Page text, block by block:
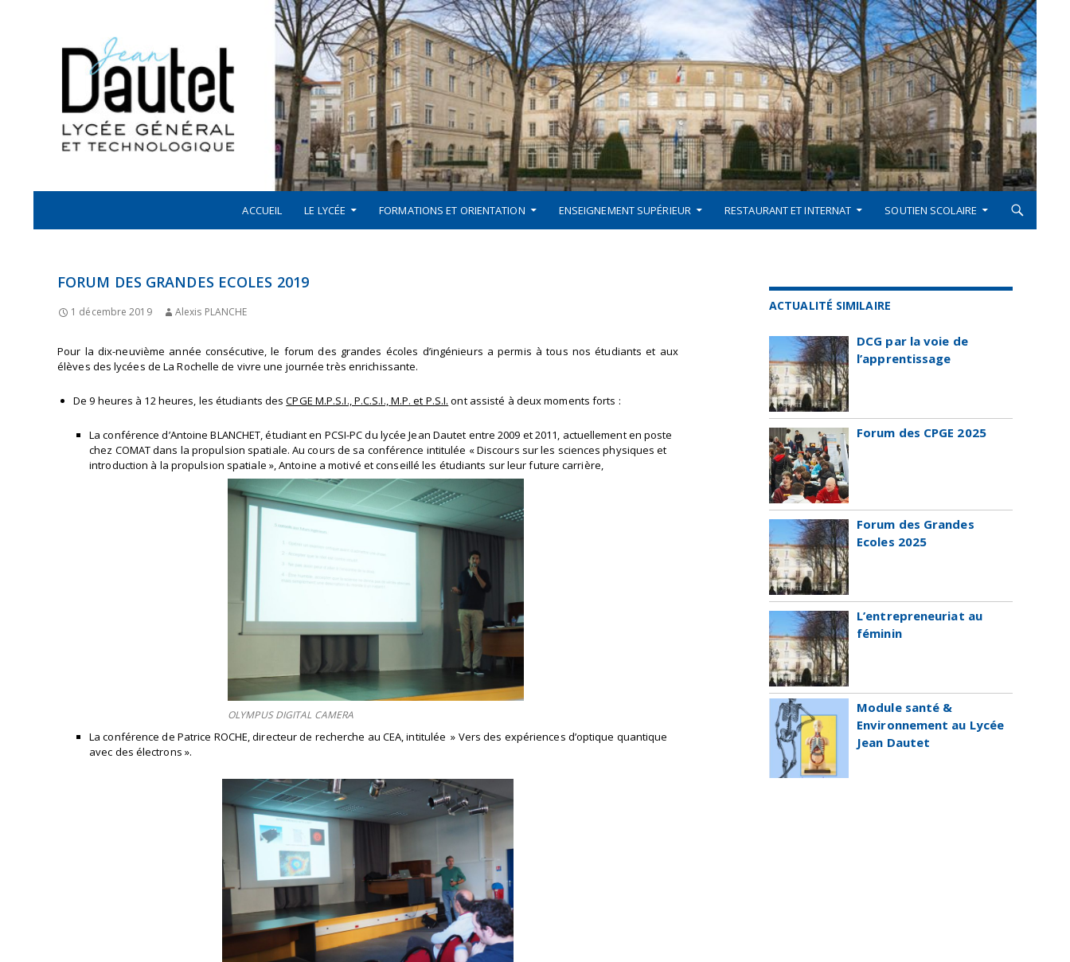
LYCÉE JEAN DAUTET À LA ROCHELLE
ACCUEIL LE LYCÉE FORMATIONS ET ORIENTATION ENSEIGNEMENT SUPÉRIEUR RESTAURANT ET INTERNAT SOUTIEN SCOLAIRE
FORUM DES GRANDES ECOLES 2019
1 décembre 2019 Alexis PLANCHE
Pour la dix-neuvième année consécutive, le forum des grandes écoles d’ingénieurs a permis à tous nos étudiants et aux
élèves des lycées de La Rochelle de vivre une journée très enrichissante.
De 9 heures à 12 heures, les étudiants desCPGE M.P.S.I., P.C.S.I., M.P. et P.S.I. ont assisté à deux moments forts :
La conférence d’Antoine BLANCHET, étudiant en PCSI-PC du lycée Jean Dautet entre 2009 et 2011, actuellement en poste
chez COMAT dans la propulsion spatiale. Au cours de sa conférence intitulée « Discours sur les sciences physiques et
introduction à la propulsion spatiale », Antoine a motivé et conseillé les étudiants sur leur future carrière,
OLYMPUS DIGITAL CAMERA
La conférence de Patrice ROCHE, directeur de recherche au CEA, intitulée » Vers des expériences d’optique quantique
avec des électrons ».
ACTUALITÉ SIMILAIRE
DCG par la voie de
l’apprentissage
Forum des CPGE 2025
Forum des Grandes
Ecoles 2025
L’entrepreneuriat au
féminin
Module santé &
Environnement au Lycée
Jean Dautet